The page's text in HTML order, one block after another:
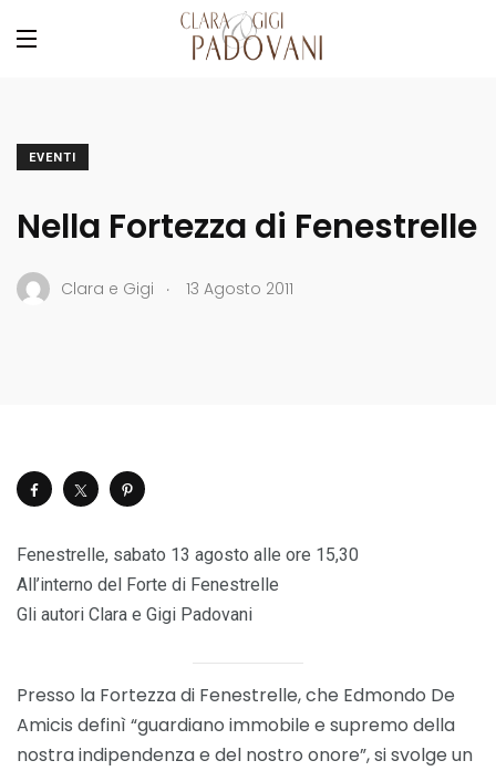
EVENTI
Nella Fortezza di Fenestrelle
Clara e Gigi . 13 Agosto 2011
Fenestrelle, sabato 13 agosto alle ore 15,30
All’interno del Forte di Fenestrelle
Gli autori Clara e Gigi Padovani
Presso la Fortezza di Fenestrelle, che Edmondo De
Amicis definì “guardiano immobile e supremo della
nostra indipendenza e del nostro onore”, si svolge un